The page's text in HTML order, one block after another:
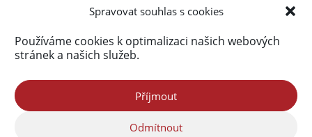
Spravovat souhlas s cookies
Používáme cookies k optimalizaci našich webových
stránek a našich služeb.
Příjmout
Odmítnout